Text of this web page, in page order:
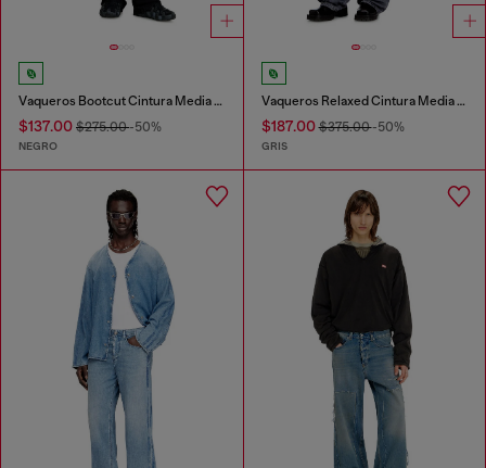
Vaqueros Bootcut Cintura Media 1998 D-Buck
$137.00 $275.00-50%
NEGRO
Vaqueros Relaxed Cintura Media D-Livery
$187.00$375.00-50%
GRIS